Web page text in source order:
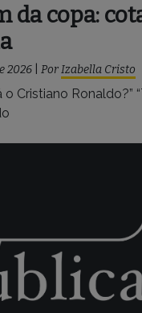
da copa:
2026 PorIzabella Cristo
Cristiano Ronaldo?”